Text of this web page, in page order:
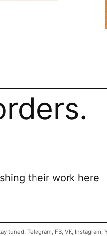
their work here
tuned: Telegram FB VK Instagram